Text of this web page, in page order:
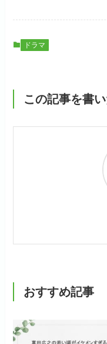
ドラマ
この記事を書
おすすめ記事